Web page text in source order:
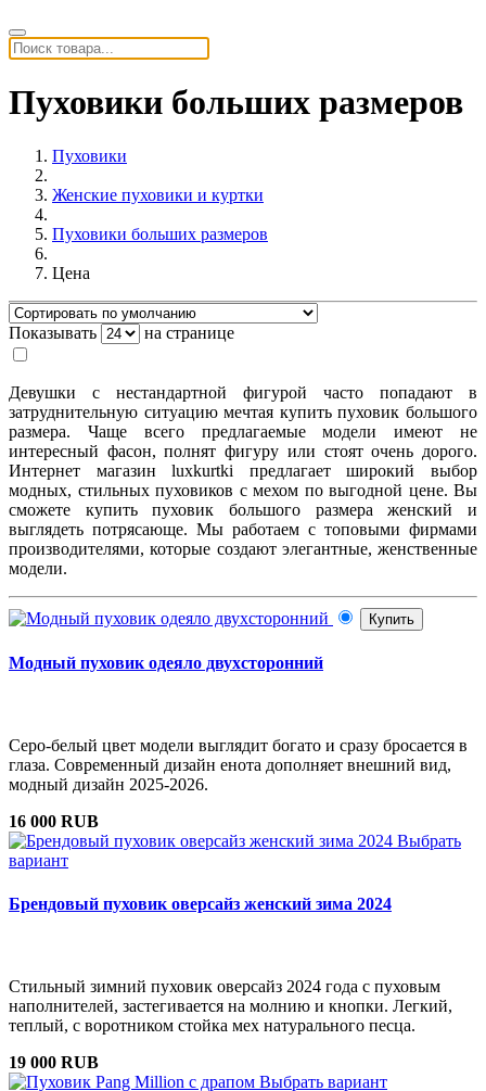
Пуховики больших размеров
Пуховики
Женские пуховики и куртки
Пуховики больших размеров
Цена
Показывать на странице
Девушки с нестандартной фигурой часто попадают в
затруднительную ситуацию мечтая купить пуховик большого
размера. Чаще всего предлагаемые модели имеют не
интересный фасон, полнят фигуру или стоят очень дорого.
Интернет магазин luxkurtki предлагает широкий выбор
модных, стильных пуховиков с мехом по выгодной цене. Вы
сможете купить пуховик большого размера женский и
выглядеть потрясающе. Мы работаем с топовыми фирмами
производителями, которые создают элегантные, женственные
модели.
Купить
Модный пуховик одеяло двухсторонний
Серо-белый цвет модели выглядит богато и сразу бросается в
глаза. Современный дизайн енота дополняет внешний вид,
модный дизайн 2025-2026.
16 000 RUB
Выбрать
вариант
Брендовый пуховик оверсайз женский зима 2024
Стильный зимний пуховик оверсайз 2024 года с пуховым
наполнителей, застегивается на молнию и кнопки. Легкий,
теплый, с воротником стойка мех натурального песца.
19 000 RUB
Выбрать вариант